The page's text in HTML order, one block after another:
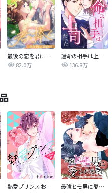
最後の恋を君に捧ぐ～余命1年の御曹司～
82.0万
運命の相手は上司だった
136.8万
熱愛プリンス お兄ちゃんはキミが好き
最強ヒモ男に愛されまして